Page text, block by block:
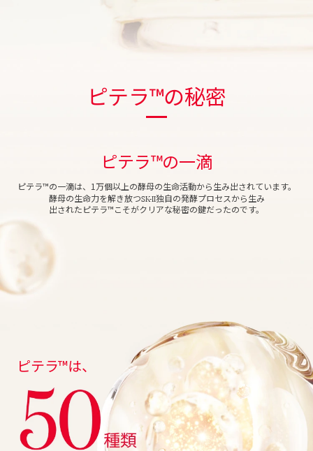
ピテラ™の秘密
ピテラ™の一滴
ピテラ™の一滴は、1万個以上の酵母の生命活動から生み出されています。
酵母の生命力を解き放つSK-II独自の発酵プロセスから生み
出されたピテラ™こそがクリアな秘密の鍵だったのです。
ピテラ™は、